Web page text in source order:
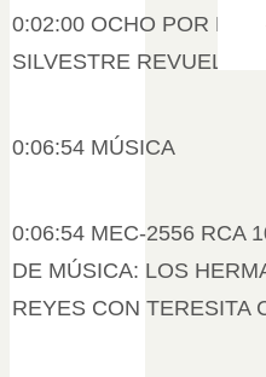
0:02:00 OCHO POR
SILVESTRE REVUELTAS
0:06:54 MÚSICA
0:06:54 MEC-2556 RCA
DE MÚSICA: LOS
REYES CON TERESITA